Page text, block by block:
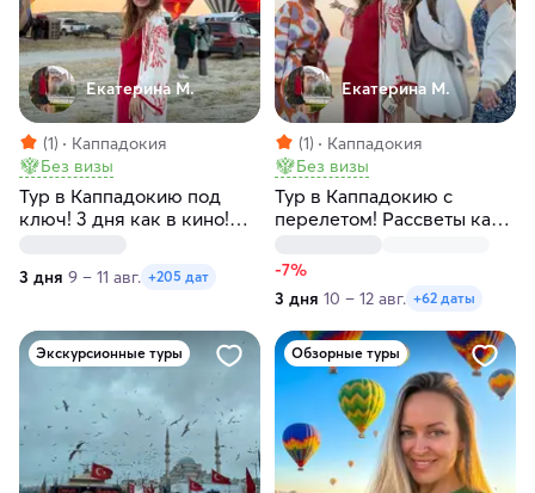
Екатерина М.
(1)
Каппадокия
Без визы
Тур в Каппадокию под
ключ! 3 дня как в кино!
3 дня 9 – 11 авг. +205 дат
Екатерина М.
(1)
Каппадокия
Без визы
Тур в Каппадокию с
перелетом! Рассветы как
-7%
3 дня 10 – 12 авг. +62 даты
Экскурсионные туры Обзорные туры